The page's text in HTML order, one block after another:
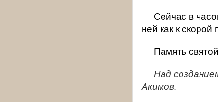
Сейчас в
ней как к
Память
Над
Акимов.